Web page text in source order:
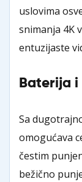
uslovima
snimanja 4K
entuzijaste
Baterija
Sa
omogućava
čestim
bežično